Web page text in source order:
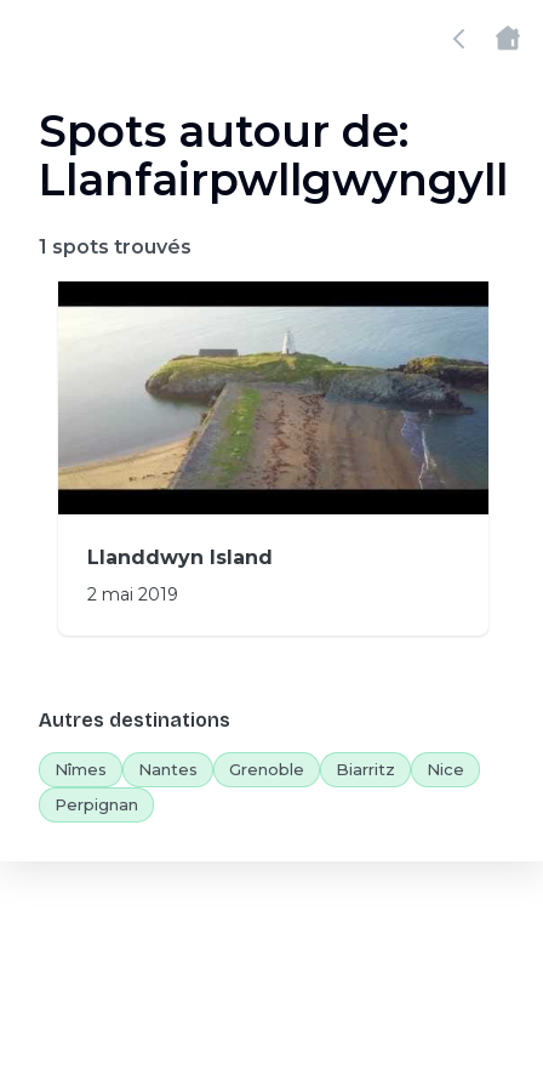
Spots autour de:
Llanfairpwllgwyngyll
1 spots trouvés
Llanddwyn Island
2 mai 2019
Autres destinations
Nîmes Nantes Grenoble Biarritz
Nice
Perpignan